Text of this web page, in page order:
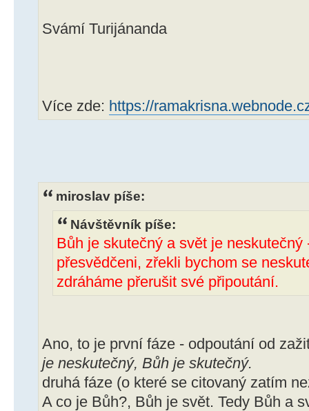
Svámí Turijánanda
Více zde: https://
miroslav píše:
Návštěvník píše:
Bůh je skutečný a svět je
přesvědčeni, zřekli bychom se
zdráháme přerušit své připoutání.
Ano, to je první fáze - odpoutání od
je neskutečný, Bůh je skutečný.
druhá fáze (o které se citovaný zatím
A co je Bůh?, Bůh je svět. Tedy Bůh a